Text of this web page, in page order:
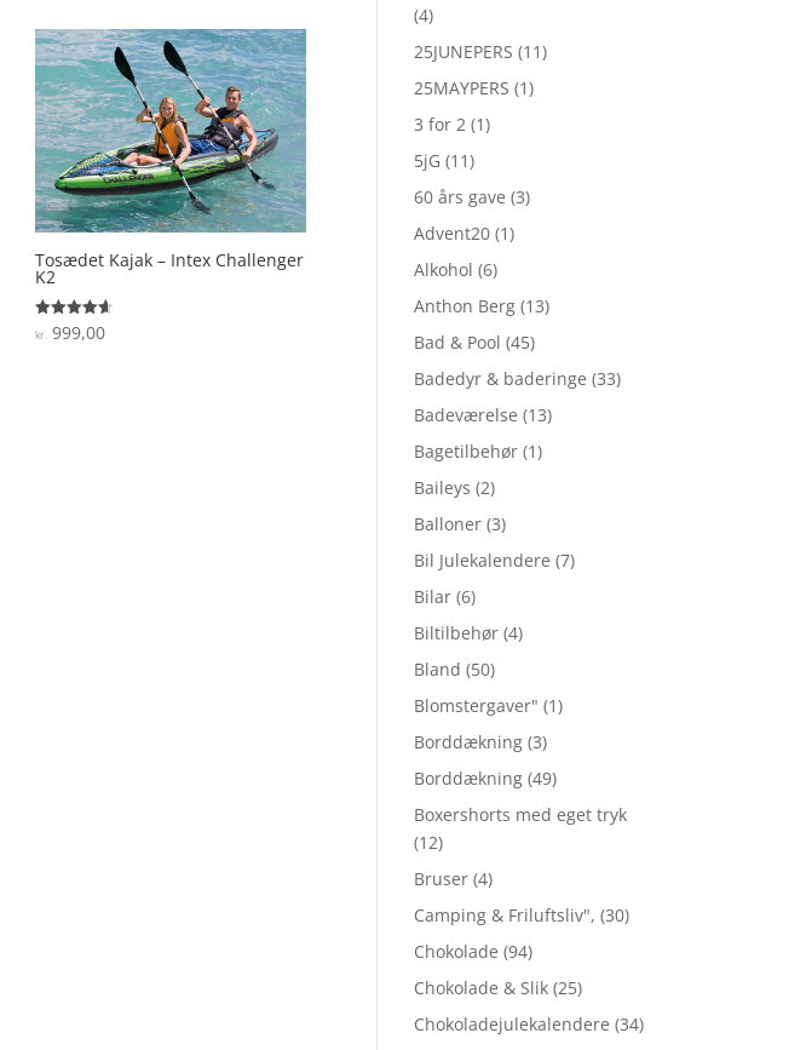
Tosædet Kajak – Intex Challenger
K2
Vurderet
4.7
kr. 999,00
(4)
25JUNEPERS (11)
25MAYPERS (1)
3 for 2 (1)
5jG (11)
60 års gave (3)
Advent20 (1)
Alkohol (6)
Anthon Berg (13)
Bad & Pool (45)
Badedyr & baderinge (33)
Badeværelse (13)
Bagetilbehør (1)
Baileys (2)
Balloner (3)
Bil Julekalendere (7)
Bilar (6)
Biltilbehør (4)
Bland (50)
Blomstergaver" (1)
Borddækning (3)
Borddækning (49)
Boxershorts med eget tryk
(12)
Bruser (4)
Camping & Friluftsliv", (30)
Chokolade (94)
Chokolade & Slik (25)
Chokoladejulekalendere (34)